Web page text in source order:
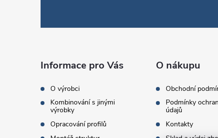
Informace pro Vás
O výrobci
Kombinování s jinými
výrobky
Opracování profilů
O nákupu
Obchodní
Podmínky
údajů
Kontakty